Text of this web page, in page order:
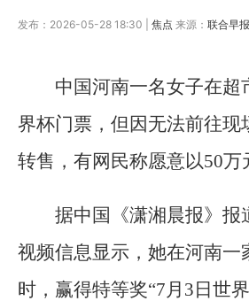
发布：2026-05-28 18:30 | 焦点 来源： 联合早
中国河南一名女子在超
界杯门票，但因无法前往现
转售，有网民称愿意以50万
据中国《潇湘晨报》报
视频信息显示，她在河南一
时，赢得特等奖“7月3日世